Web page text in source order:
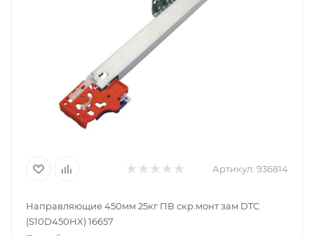
Артикул: 936814
Направляющие 450мм 25кг ПВ скр.монт зам DTC
(S10D450HX) 16657